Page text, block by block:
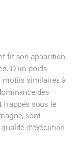
fit son apparition
D'un poids
motifs similaires à
des
frappés sous le
sont
d'exécution